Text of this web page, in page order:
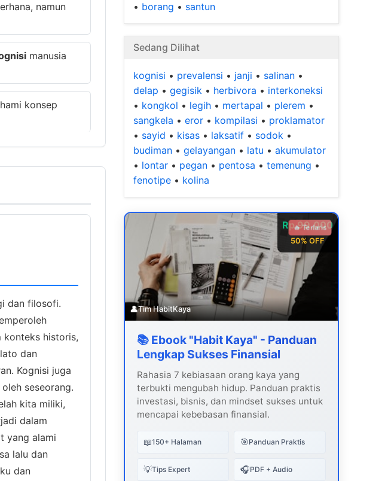
namun
manusia
konsep
dan filosofi.
konteks historis,
dan
Kognisi juga
seseorang.
kita miliki,
dalam
yang alami
lalu dan
dan
• borang • santun
Sedang Dilihat
kognisi • prevalensi • janji • salinan •
delap • gegisik • herbivora • interkoneksi
• kongkol • legih • mertapal • plerem •
sangkela • eror • kompilasi • proklamator
• sayid • kisas • laksatif • sodok •
budiman • gelayangan • latu • akumulator
• lontar • pegan • pentosa • temenung •
fenotipe • kolina
Rp 99.000
50% OFF
🔥 Terlaris
👤Tim HabitKaya
📚 Ebook "Habit Kaya" - Panduan
Lengkap Sukses Finansial
Rahasia 7 kebiasaan orang kaya yang
terbukti mengubah hidup. Panduan praktis
investasi, bisnis, dan mindset sukses untuk
mencapai kebebasan finansial.
📖150+ Halaman 🎯Panduan Praktis
💡Tips Expert 🎧PDF + Audio